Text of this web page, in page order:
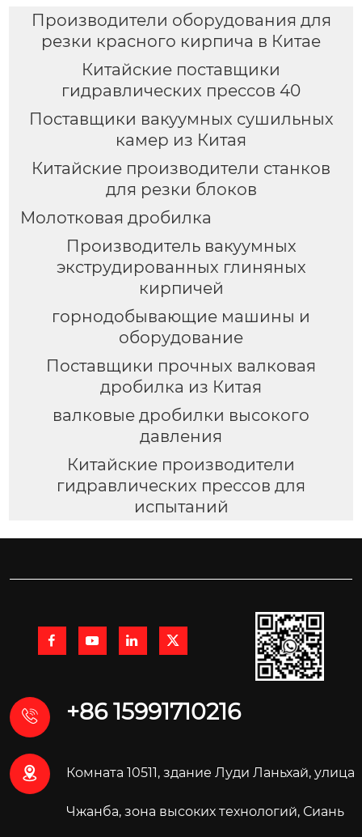
Производители оборудования для
резки красного кирпича в Китае
Китайские поставщики
гидравлических прессов 40
Поставщики вакуумных сушильных
камер из Китая
Китайские производители станков
для резки блоков
Молотковая дробилка
Производитель вакуумных
экструдированных глиняных
кирпичей
горнодобывающие машины и
оборудование
Поставщики прочных валковая
дробилка из Китая
валковые дробилки высокого
давления
Китайские производители
гидравлических прессов для
испытаний
   
 +86 15991710216
 Комната 10511, здание Луди Ланьхай, улица
Чжанба, зона высоких технологий, Сиань